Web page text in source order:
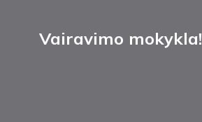
Vairavimo mokykla!